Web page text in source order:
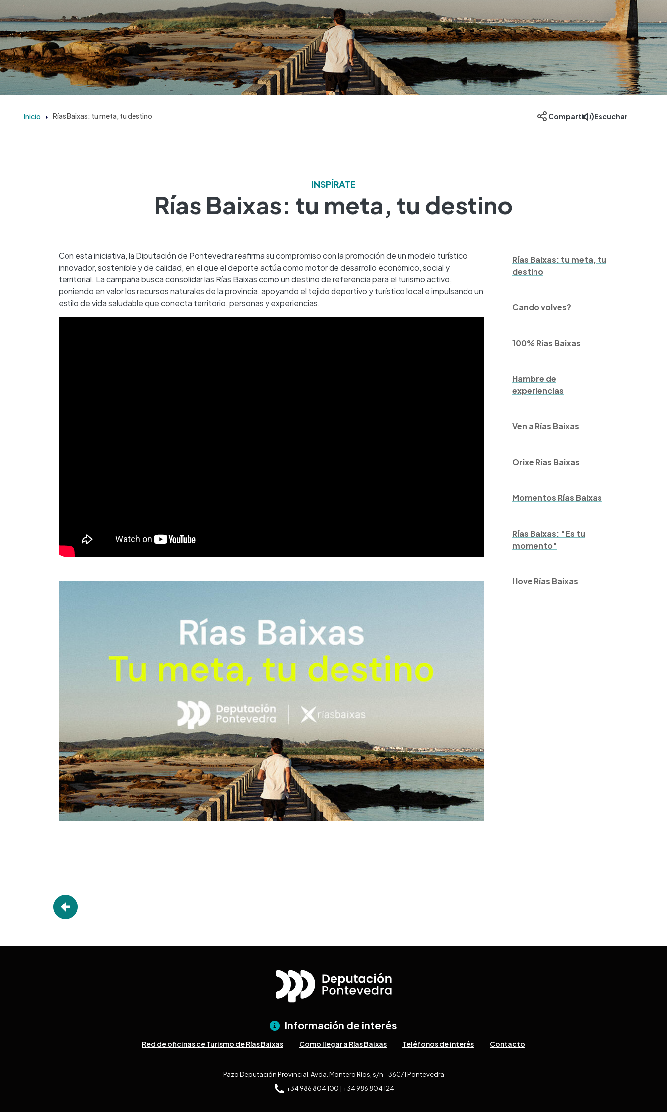
Inicio Rías Baixas: tu meta, tu destino Compartir Escuchar
INSPÍRATE
Rías Baixas: tu meta, tu destino
Con esta iniciativa, la Diputación de Pontevedra reafirma su compromiso con la promoción de un modelo turístico
innovador, sostenible y de calidad, en el que el deporte actúa como motor de desarrollo económico, social y
territorial. La campaña busca consolidar las Rías Baixas como un destino de referencia para el turismo activo,
poniendo en valor los recursos naturales de la provincia, apoyando el tejido deportivo y turístico local e impulsando un
estilo de vida saludable que conecta territorio, personas y experiencias.
Rías Baixas: tu meta, tu
destino
Cando volves?
100% Rías Baixas
Hambre de
experiencias
Ven a Rías Baixas
Orixe Rías Baixas
Momentos Rías Baixas
Rías Baixas: "Es tu
momento"
I love Rías Baixas
Información de interés
Red de oficinas de Turismo de Rías Baixas Como llegar a Rías Baixas Teléfonos de interés Contacto
Pazo Deputación Provincial. Avda. Montero Ríos, s/n - 36071 Pontevedra
+34 986 804 100 | +34 986 804 124